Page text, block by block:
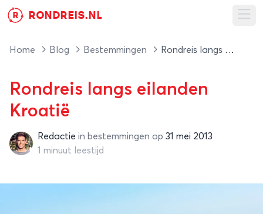
R RONDREIS.NL
Home Blog Bestemmingen Rondreis langs eilanden Kroatië
Rondreis langs eilanden
Kroatië
RedactieRedactie in bestemmingen op 31 mei 2013
1 minuut leestijd